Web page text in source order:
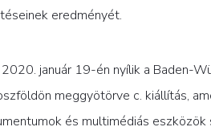
eredményét.
január 19-én nyílik a Baden-
meggyötörve c. kiállítás,
és multimédiás